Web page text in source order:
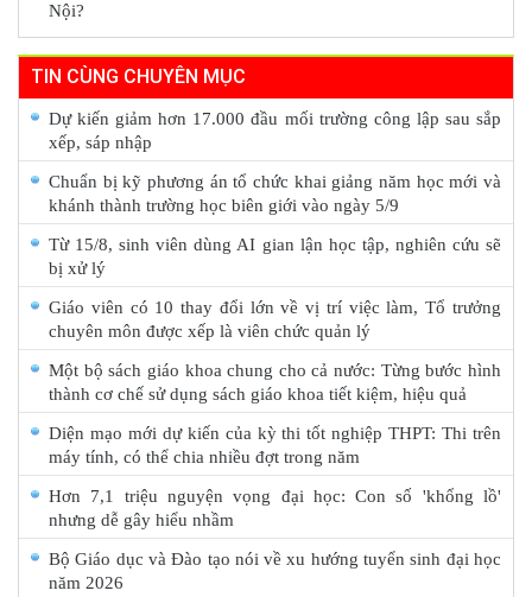
Nội?
TIN CÙNG CHUYÊN MỤC
Dự kiến giảm hơn 17.000 đầu mối trường công lập sau sắp
xếp, sáp nhập
Chuẩn bị kỹ phương án tổ chức khai giảng năm học mới và
khánh thành trường học biên giới vào ngày 5/9
Từ 15/8, sinh viên dùng AI gian lận học tập, nghiên cứu sẽ
bị xử lý
Giáo viên có 10 thay đổi lớn về vị trí việc làm, Tổ trưởng
chuyên môn được xếp là viên chức quản lý
Một bộ sách giáo khoa chung cho cả nước: Từng bước hình
thành cơ chế sử dụng sách giáo khoa tiết kiệm, hiệu quả
Diện mạo mới dự kiến của kỳ thi tốt nghiệp THPT: Thi trên
máy tính, có thể chia nhiều đợt trong năm
Hơn 7,1 triệu nguyện vọng đại học: Con số 'khổng lồ'
nhưng dễ gây hiểu nhầm
Bộ Giáo dục và Đào tạo nói về xu hướng tuyển sinh đại học
năm 2026